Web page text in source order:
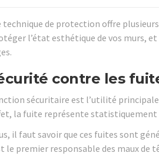
de protection offre
l’état esthétique de vos murs,
contre les
sécuritaire est l’utilité
la fuite représente statistiquement
il faut savoir que ces fuites sont
le premier responsable des maux de